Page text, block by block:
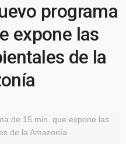
programa
expone las
de la